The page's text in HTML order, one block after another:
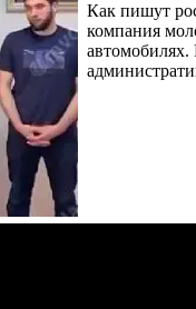
Как пишут
компания